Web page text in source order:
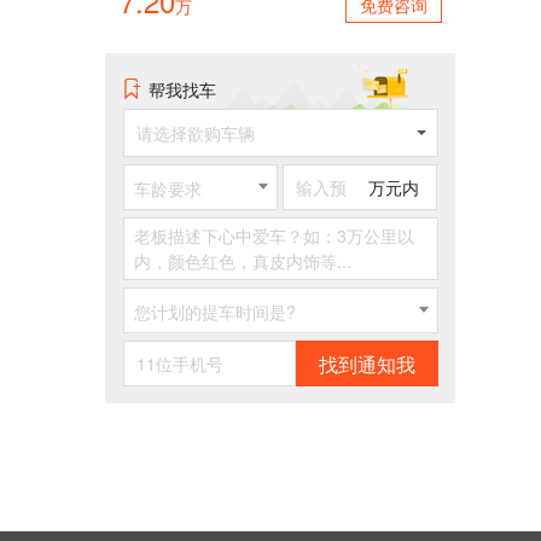
万 免费咨询
帮我找车
请选择欲购车辆
车龄要求 万元内
您计划的提车时间是?
找到通知我